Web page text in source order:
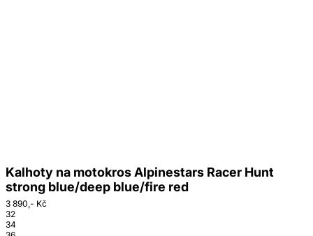
Kalhoty na motokros Alpinestars Racer Hunt
strong blue/deep blue/fire red
3 890,- Kč
32
34